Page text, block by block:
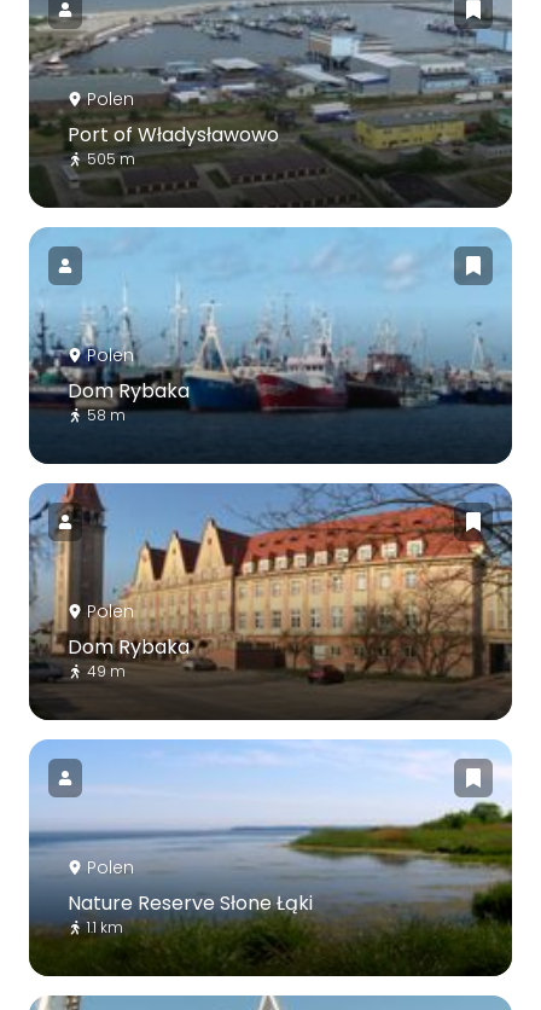
Polen
Port of Władysławowo
505 m
Polen
Dom Rybaka
58 m
Polen
Dom Rybaka
49 m
Polen
Nature Reserve Słone Łąki
1.1 km